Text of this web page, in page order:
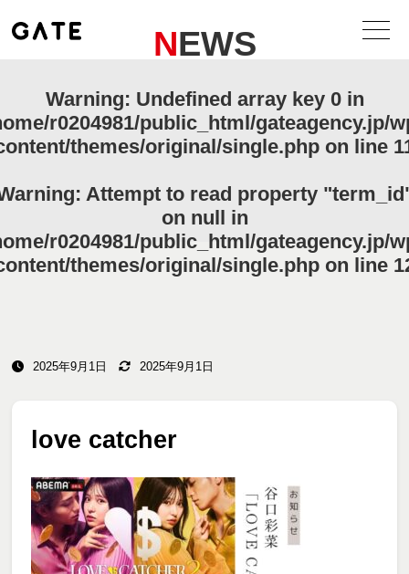
NEWS
Warning: Undefined array key 0 in
r0204981/public_html/gateagency.jp/
themes/original/single.php on line
: Attempt to read property
on null in
r0204981/public_html/gateagency.jp/
themes/original/single.phpon line
2025年9月1日 2025年9月1日
love catcher